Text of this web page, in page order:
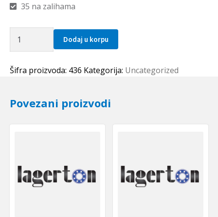
35 na zalihama
HK
količina
Dodaj u korpu
Šifra proizvoda: 436 Kategorija: Uncategorized
Povezani proizvodi